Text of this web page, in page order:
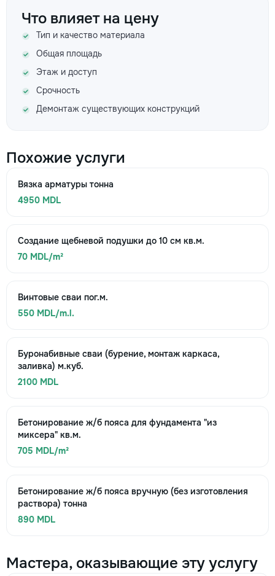
Что влияет на цену
Тип и качество материала
Общая площадь
Этаж и доступ
Срочность
Демонтаж существующих конструкций
Похожие услуги
Вязка арматуры тонна
4950 MDL
Создание щебневой подушки до 10 см кв.м.
70 MDL/m²
Винтовые сваи пог.м.
550 MDL/m.l.
Буронабивные сваи (бурение, монтаж каркаса,
заливка) м.куб.
2100 MDL
Бетонирование ж/б пояса для фундамента "из
миксера" кв.м.
705 MDL/m²
Бетонирование ж/б пояса вручную (без изготовления
раствора) тонна
890 MDL
Мастера, оказывающие эту услугу